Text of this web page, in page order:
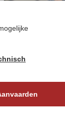
Rolstoel-